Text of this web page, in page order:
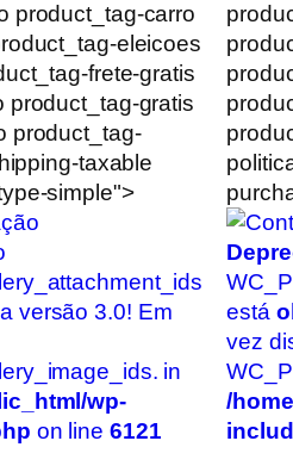
product_tag-carro
eleicoes
frete-gratis
product_tag-gratis
product_tag-
taxable
simple">
versão 3.0! Em
in
wp-
on line 6121
está
vez
/